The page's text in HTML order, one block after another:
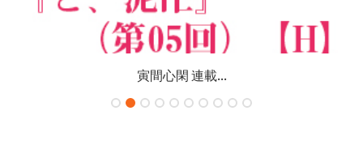
寅間心閑 連載...